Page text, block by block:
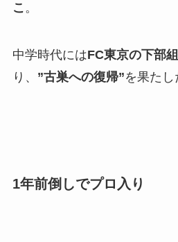
こ。
中学時代にはFC東京の下部
り、 ”古巣への復帰”を果たし
1年前倒しでプロ入り